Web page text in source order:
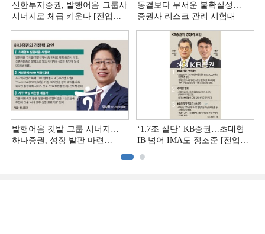
신한투자증권, 발행어음·그룹사
시너지로 체급 키운다 [전업계
동결보다 무서운 불확실성…
증권사 리스크 관리 시험대
발행어음 깃발·그룹 시너지…
하나증권, 성장 발판 마련
‘1.7조 실탄’ KB증권…초대형
IB 넘어 IMA도 정조준 [전업계